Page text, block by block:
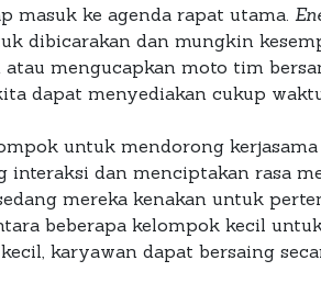
ke agenda rapat utama.
dibicarakan dan mungkin
mengucapkan moto tim
dapat menyediakan cukup
untuk mendorong
dan menciptakan rasa
mereka kenakan untuk
beberapa kelompok kecil
karyawan dapat bersaing